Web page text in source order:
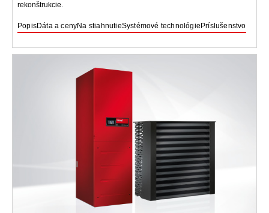
rekonštrukcie.
PopisDáta a cenyNa stiahnutieSystémové technológie Príslušenstvo